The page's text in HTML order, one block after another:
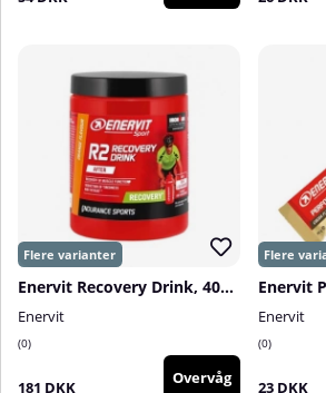
Enervit Recovery Drink, 400 g
Enervit
0
181 DKK Overvåg
Enervit
0
23 DKK